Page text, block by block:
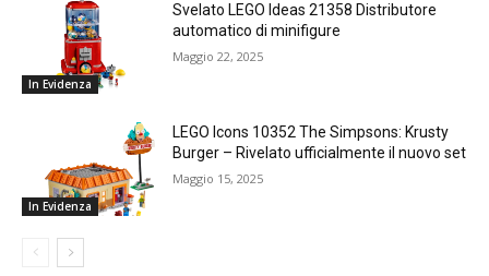
In Evidenza
Svelato LEGO Ideas 21358 Distributore
automatico di minifigure
Maggio 22, 2025
In Evidenza
LEGO Icons 10352 The Simpsons: Krusty
Burger – Rivelato ufficialmente il nuovo set
Maggio 15, 2025